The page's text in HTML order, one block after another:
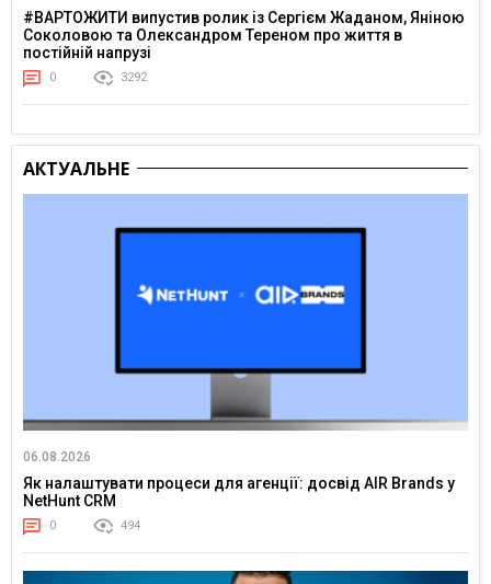
#ВАРТОЖИТИ випустив ролик із Сергієм Жаданом, Яніною
Соколовою та Олександром Тереном про життя в
постійній напрузі
0 3292
АКТУАЛЬНЕ
06.08.2026
Як налаштувати процеси для агенції: досвід AIR Brands у
NetHunt CRM
0 494